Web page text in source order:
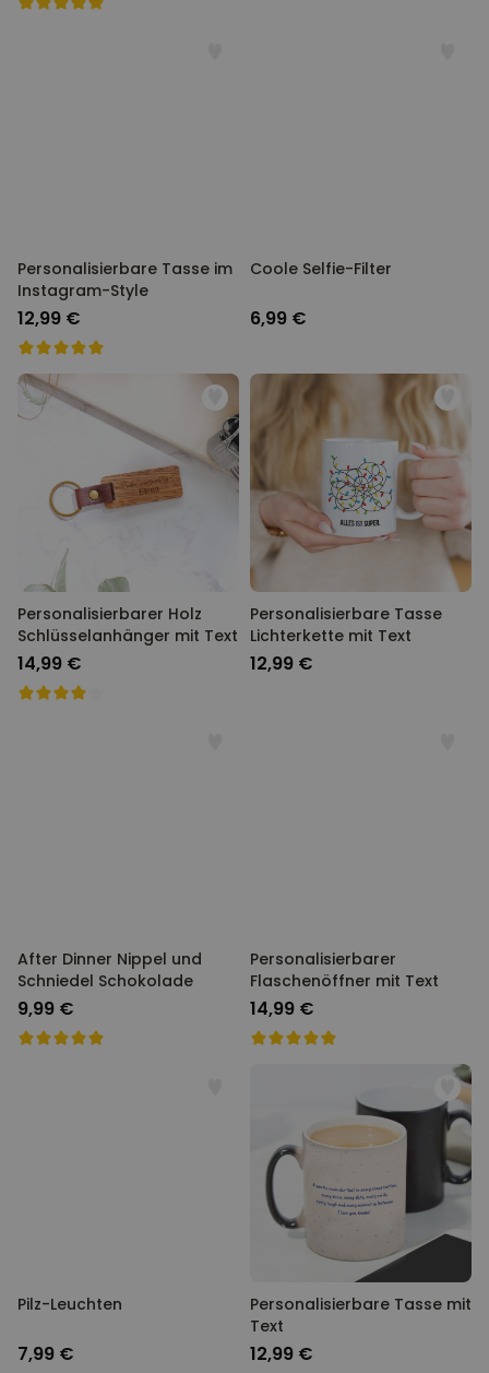
Personalisierbare Tasse im
Instagram-Style
12,99 €
Coole Selfie-Filter
6,99 €
Personalisierbarer Holz
Schlüsselanhänger mit Text
14,99 €
Personalisierbare Tasse
Lichterkette mit Text
12,99 €
After Dinner Nippel und
Schniedel Schokolade
9,99 €
Personalisierbarer
Flaschenöffner mit Text
14,99 €
Pilz-Leuchten
7,99 €
Personalisierbare Tasse mit
Text
12,99 €